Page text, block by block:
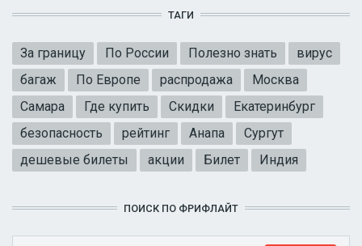
ТАГИ
За границу По России Полезно знать
вирус
багаж
По Европе распродажа
Москва
Самара
Где купить Скидки
Екатеринбург
безопасность
рейтинг Анапа
Сургут
дешевые билеты
акции Билет Индия
ПОИСК ПО ФРИФЛАЙТ